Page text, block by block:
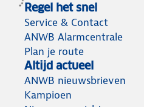
Regel het snel
Service & Contact
ANWB Alarmcentrale
Plan je route
Altijd actueel
ANWB nieuwsbrieven
Kampioen